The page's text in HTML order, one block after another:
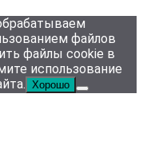
файлов
файлы cookie в
использование
Хорошо